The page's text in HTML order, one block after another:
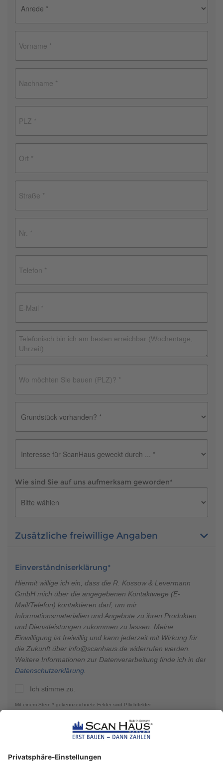
Wie sind Sie auf uns aufmerksam geworden*
Zusätzliche freiwillige Angaben
Einverständniserklärung*
Hiermit willige ich ein, dass die R. Kossow & Levermann
GmbH mich über die angegebenen Kontaktwege (E-
Mail/Telefon) kontaktieren darf, um mir
Informationsmaterialien und Angebote zu ihren Produkten
und Dienstleistungen zukommen zu lassen. Meine
Einwilligung ist freiwillig und kann jederzeit mit Wirkung für
die Zukunft über info@scanhaus.de widerrufen werden.
Weitere Informationen zur Datenverarbeitung finde ich in der
Datenschutzerklärung.
Ich stimme zu.
Mit einem Stern * gekennzeichnete Felder sind Pflichtfelder